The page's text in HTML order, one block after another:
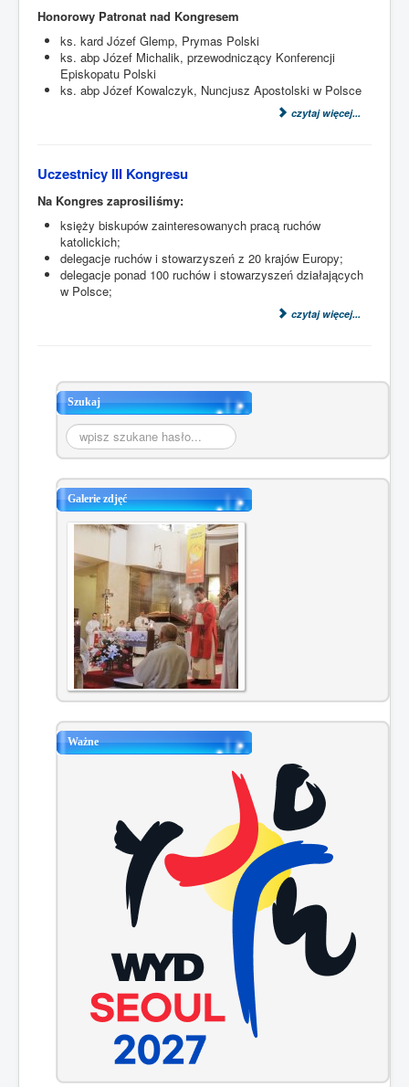
Honorowy Patronat nad Kongresem
ks. kard Józef Glemp, Prymas Polski
ks. abp Józef Michalik, przewodniczący Konferencji
Episkopatu Polski
ks. abp Józef Kowalczyk, Nuncjusz Apostolski w Polsce
czytaj więcej...
Uczestnicy III Kongresu
Na Kongres zaprosiliśmy:
księży biskupów zainteresowanych pracą ruchów
katolickich;
delegacje ruchów i stowarzyszeń z 20 krajów Europy;
delegacje ponad 100 ruchów i stowarzyszeń działających
w Polsce;
czytaj więcej...
Szukaj
Szukaj...
Galerie zdjęć
Ważne